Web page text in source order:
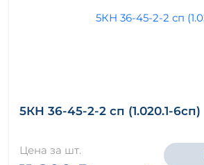
5КН 36-45-2-2 сп (1.020.1-6сп)
Цена за шт.